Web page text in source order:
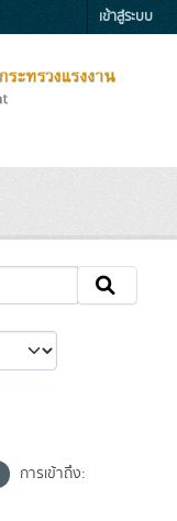
เข้าสู่ระบบ
การเข้าถึง: